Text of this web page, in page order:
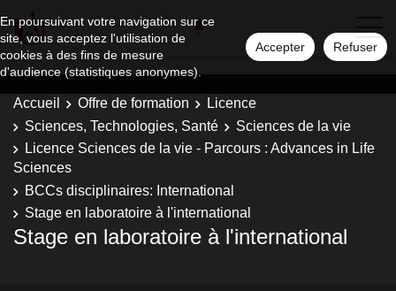
En poursuivant votre navigation sur ce
site, vous acceptez l'utilisation de
cookies à des fins de mesure
d'audience (statistiques anonymes).
Accepter Refuser
Accueil Offre de formation
Licence
Sciences, Technologies, Santé
Sciences de la vie
Licence Sciences de la vie - Parcours : Advances in Life
Sciences
BCCs disciplinaires: International
Stage en laboratoire à l'international
Stage en laboratoire à l'international